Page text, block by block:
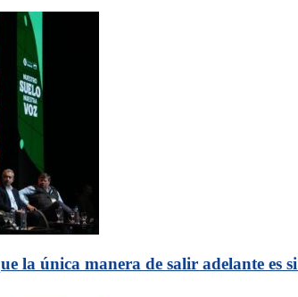
la única manera de salir adelante es